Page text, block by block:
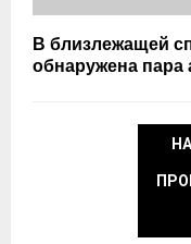
В близлежащей
обнаружена